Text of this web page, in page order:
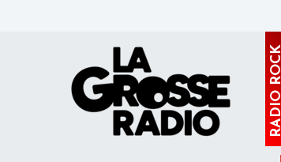
RADIO
ROCK